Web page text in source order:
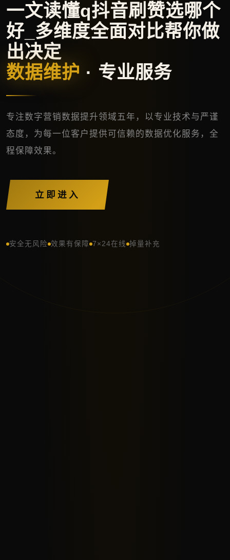
一文读懂q抖音刷赞选哪个
好_多维度全面对比帮你做
出决定
数据维护 · 专业服务
专注数字营销数据提升领域五年，以专业技术与严谨
态度，为每一位客户提供可信赖的数据优化服务，全
程保障效果。
立即进入
安全无风险 效果有保障 7×24在线 掉量补充